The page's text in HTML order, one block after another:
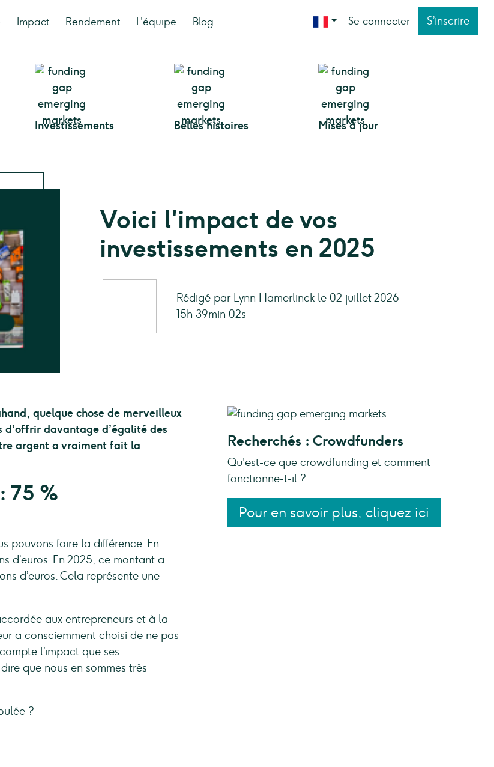
Impact Rendement L'équipe Blog Se connecter S’inscrire
Investissements Belles histoires Mises à jour
Voici l'impact de vos
investissements en 2025
Rédigé par Lynn Hamerlinck le 02 juillet 2026
15h 39min 02s
quelque chose de merveilleux
d’offrir davantage d’égalité des
argent a vraiment fait la
75 %
pouvons faire la différence. En
d’euros. En 2025, ce montant a
d’euros. Cela représente une
aux entrepreneurs et à la
a consciemment choisi de ne pas
l’impact que ses
que nous en sommes très
?
Recherchés : Crowdfunders
Qu'est-ce que crowdfunding et comment
fonctionne-t-il ?
Pour en savoir plus, cliquez ici